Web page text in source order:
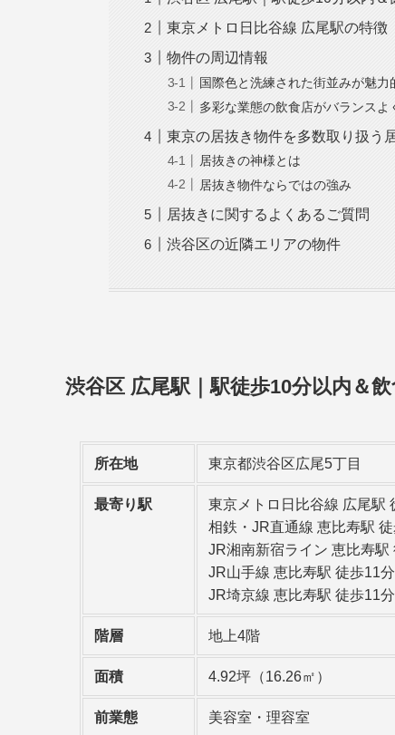
東京メトロ日比谷線 広尾駅の特徴
物件の周辺情報
国際色と洗練された街並みが魅力
多彩な業態の飲食店がバランスよ
東京の居抜き物件を多数取り扱う
居抜きの神様とは
居抜き物件ならではの強み
居抜きに関するよくあるご質問
渋谷区の近隣エリアの物件
渋谷区 広尾駅｜駅徒歩10分以内＆
所在地 東京都渋谷区広尾5丁目
最寄り駅
東京メトロ日比谷線 広尾駅
相鉄・JR直通線 恵比寿駅
JR湘南新宿ライン 恵比寿駅
JR山手線 恵比寿駅 徒歩11分
JR埼京線 恵比寿駅 徒歩11分
階層 地上4階
面積 4.92坪（16.26㎡）
前業態 美容室・理容室